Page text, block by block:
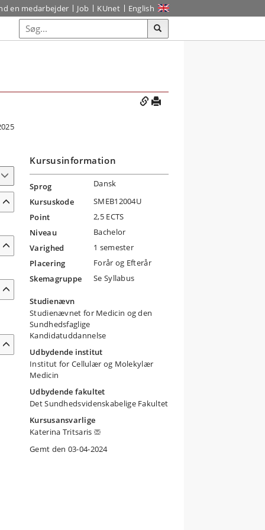
en medarbejder Job KUnet English
Kursusinformation
Sprog
Dansk
Kursuskode
SMEB12004U
Point
2,5 ECTS
Niveau
Bachelor
Varighed
1 semester
Placering
Forår og Efterår
Skemagruppe
Se Syllabus
Studienævn
Studienævnet for Medicin og den
Sundhedsfaglige
Kandidatuddannelse
Udbydende institut
Institut for Cellulær og Molekylær
Medicin
Udbydende fakultet
Det Sundhedsvidenskabelige Fakultet
Kursusansvarlige
Katerina Tritsaris
Gemt den 03-04-2024